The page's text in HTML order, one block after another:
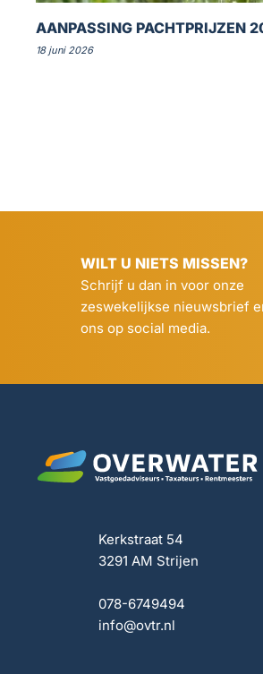
AANPASSING PACHTPRIJZEN
18 juni 2026
WILT U NIETS MISSEN?
Schrijf u dan in voor onze
zeswekelijkse nieuwsbrief
ons op social media.
Kerkstraat 54
3291 AM Strijen
078-6749494
info@ovtr.nl